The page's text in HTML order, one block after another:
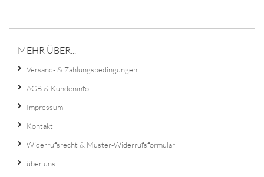
MEHR ÜBER...
Versand- & Zahlungsbedingungen
AGB & Kundeninfo
Impressum
Kontakt
Widerrufsrecht & Muster-Widerrufsformular
über uns